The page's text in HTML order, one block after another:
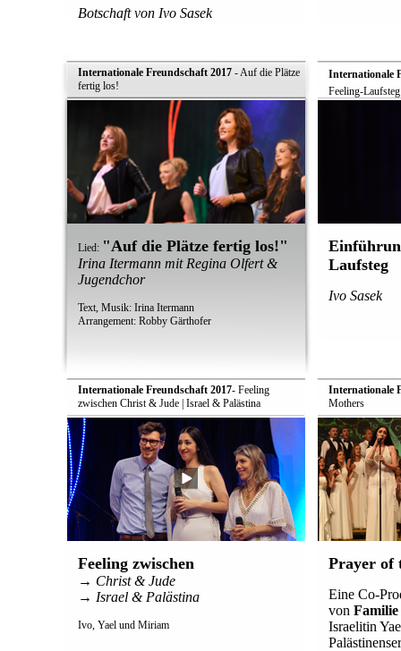
Botschaft von Ivo Sasek
Internationale Freundschaft 2017- Auf die Plätze
fertig los!
Lied: "Auf die Plätze fertig los!"
Irina Itermann mit Regina Olfert &
Jugendchor
Text, Musik: Irina Itermann
Arrangement: Robby Gärthofer
Internationale
Feeling-Laufsteg
Laufsteg
Ivo Sasek
Internationale Freundschaft 2017- Feeling
zwischen Christ & Jude | Israel & Palästina
Feeling zwischen
→ Christ & Jude
→ Israel & Palästina
Ivo, Yael und Miriam
Internationale
Mothers
Prayer of
Eine Co-
von Familie
Israelitin